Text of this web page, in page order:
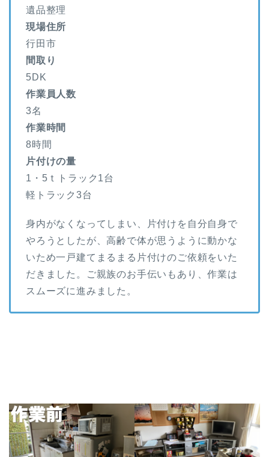
遺品整理
現場住所
行田市
間取り
5DK
作業員人数
3名
作業時間
8時間
片付けの量
1・5ｔトラック1台
軽トラック3台
身内がなくなってしまい、片付けを自分自身で
やろうとしたが、高齢で体が思うように動かな
いため一戸建てまるまる片付けのご依頼をいた
だきました。ご親族のお手伝いもあり、作業は
スムーズに進みました。